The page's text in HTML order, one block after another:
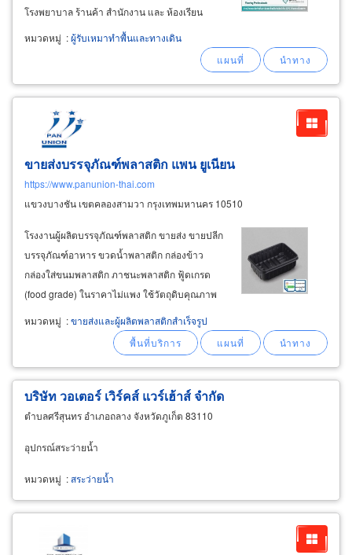
โรงพยาบาล ร้านค้า สำนักงาน และ ห้องเรียน
บริการติดตั้งพื้น installation service สำหรับงาน
ตกแต่งพื้นและปรับปรุงพื้นใหม่ บริษัทรับติดตั้งพื้น
หมวดหมู่ :ผู้รับเหมาทำพื้นและทางเดิน
ขายส่งบรรจุภัณฑ์พลาสติก แพน ยูเนียน
https://www.panunion-thai.com
แขวงบางชัน เขตคลองสามวา กรุงเทพมหานคร 10510
โรงงานผู้ผลิตบรรจุภัณฑ์พลาสติก ขายส่ง ขายปลีก
บรรจุภัณฑ์อาหาร ขวดน้ำพลาสติก กล่องข้าว
กล่องใส่ขนมพลาสติก ภาชนะพลาสติก ฟู้ดเกรด
(food grade) ในราคาไม่แพง ใช้วัตถุดิบคุณภาพ
สูง และมีขั้นตอนการผลิตที่ได้มาตรฐานสากล iso
9001 2015 รับผลิตสินค้าพลาสติกทั้ง งานฉีด
injection งานเป่าขวด และงาน vacuum
หมวดหมู่ :ขายส่งและผู้ผลิตพลาสติกสำเร็จรูป
บริษัท วอเตอร์ เวิร์คส์ แวร์เฮ้าส์ จำกัด
ตำบลศรีสุนทร อำเภอถลาง จังหวัดภูเก็ต 83110
อุปกรณ์สระว่ายน้ำ
หมวดหมู่ :สระว่ายน้ำ